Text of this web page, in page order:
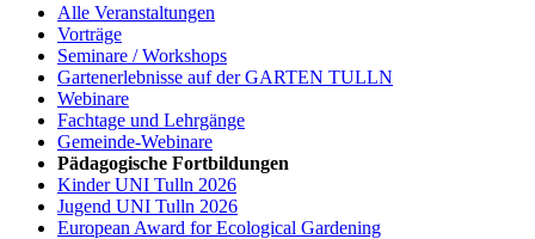
Alle Veranstaltungen
Vorträge
Seminare / Workshops
Gartenerlebnisse auf der GARTEN TULLN
Webinare
Fachtage und Lehrgänge
Gemeinde-Webinare
Pädagogische Fortbildungen
Kinder UNI Tulln 2026
Jugend UNI Tulln 2026
European Award for Ecological Gardening